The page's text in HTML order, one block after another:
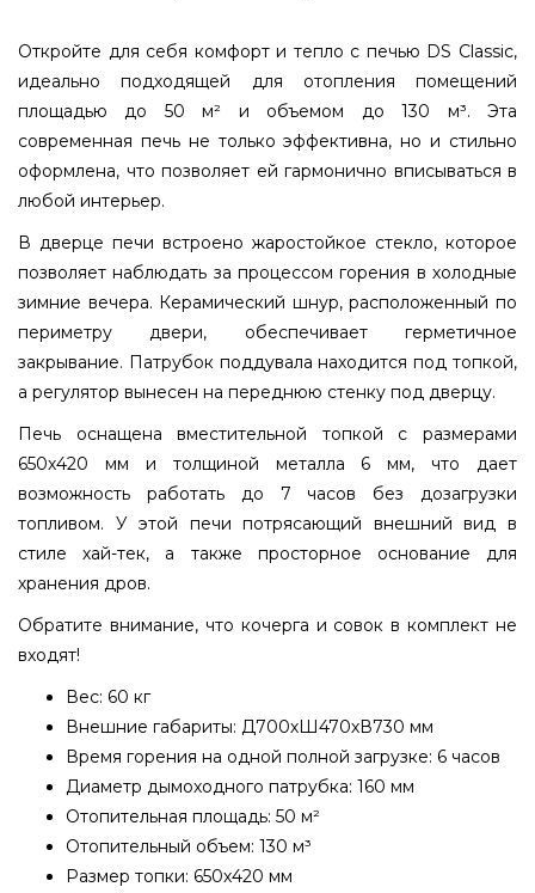
Откройте для себя комфорт и тепло с печью DS Classic,
идеально подходящей для отопления помещений
площадью до 50 м² и объемом до 130 м³. Эта
современная печь не только эффективна, но и стильно
оформлена, что позволяет ей гармонично вписываться в
любой интерьер.
В дверце печи встроено жаростойкое стекло, которое
позволяет наблюдать за процессом горения в холодные
зимние вечера. Керамический шнур, расположенный по
периметру двери, обеспечивает герметичное
закрывание. Патрубок поддувала находится под топкой,
а регулятор вынесен на переднюю стенку под дверцу.
Печь оснащена вместительной топкой с размерами
650х420 мм и толщиной металла 6 мм, что дает
возможность работать до 7 часов без дозагрузки
топливом. У этой печи потрясающий внешний вид в
стиле хай-тек, а также просторное основание для
хранения дров.
Обратите внимание, что кочерга и совок в комплект не
входят!
Вес: 60 кг
Внешние габариты: Д700хШ470хВ730 мм
Время горения на одной полной загрузке: 6 часов
Диаметр дымоходного патрубка: 160 мм
Отопительная площадь: 50 м²
Отопительный объем: 130 м³
Размер топки: 650х420 мм